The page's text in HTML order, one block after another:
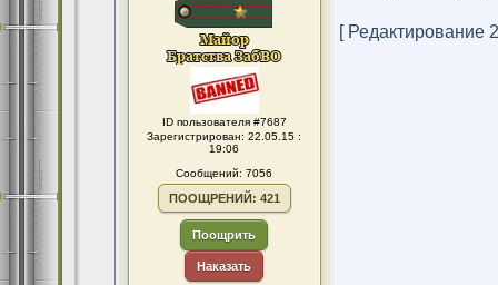
ID пользователя #7687
Зарегистрирован: 22.05.15 :
19:06
Сообщений: 7056
ПООЩРЕНИЙ: 421
Поощрить
Наказать
[ Редактирование